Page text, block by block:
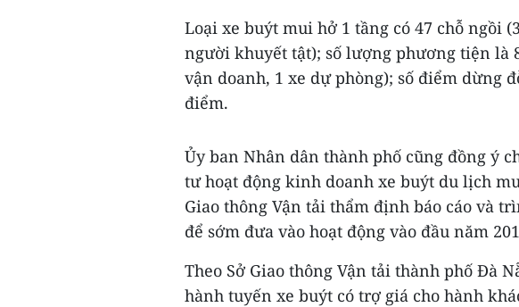
Loại xe buýt mui hở 1 tầng có 47 chỗ ngồi
người khuyết tật); số lượng phương tiện là
vận doanh, 1 xe dự phòng); số điểm dừng
điểm.
Ủy ban Nhân dân thành phố cũng đồng ý
tư hoạt động kinh doanh xe buýt du lịch
Giao thông Vận tải thẩm định báo cáo và
để sớm đưa vào hoạt động vào đầu năm
Theo Sở Giao thông Vận tải thành phố Đà
hành tuyến xe buýt có trợ giá cho hành